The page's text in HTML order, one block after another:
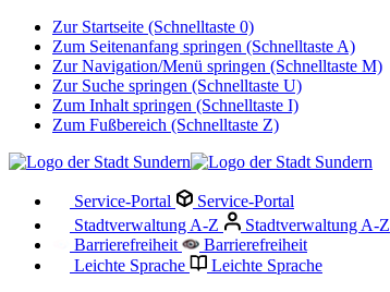
Zur Startseite (Schnelltaste 0)
Zum Seitenanfang springen (Schnelltaste A)
Zur Navigation/Menü springen (Schnelltaste M)
Zur Suche springen (Schnelltaste U)
Zum Inhalt springen (Schnelltaste I)
Zum Fußbereich (Schnelltaste Z)
Service-Portal
Service-Portal
Stadtverwaltung A-Z
Stadtverwaltung A-Z
Barrierefreiheit
Barrierefreiheit
Leichte Sprache
Leichte Sprache